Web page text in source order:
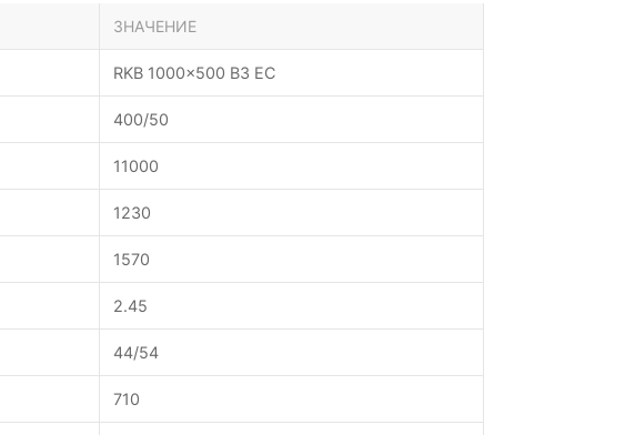
ЗНАЧЕНИЕ
RKB 1000x500 B3 EC
400/50
11000
1230
1570
2.45
44/54
710